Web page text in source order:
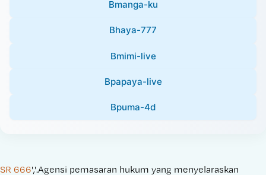
Bmanga-ku
Bhaya-777
Bmimi-live
Bpapaya-live
Bpuma-4d
SR 666','.Agensi pemasaran hukum yang menyelaraskan